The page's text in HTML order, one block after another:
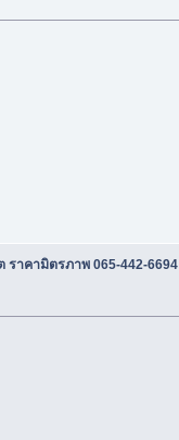
าคามิตรภาพ 065-442-6694